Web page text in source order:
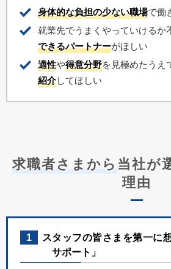
身体的な負担の少ない職場で働
就業先でうまくやっていけるか
できるパートナーがほしい
適性や得意分野を見極めたうえ
紹介してほしい
求職者さまから 当社が
理由
1
スタッフの皆さまを第一に
サポート」